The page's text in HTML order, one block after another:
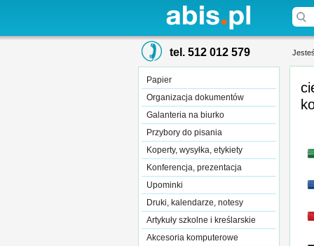
tel. 512 012 579
Papier
Organizacja dokumentów
Galanteria na biurko
Przybory do pisania
Koperty, wysyłka, etykiety
Konferencja, prezentacja
Upominki
Druki, kalendarze, notesy
Artykuły szkolne i kreślarskie
Akcesoria komputerowe